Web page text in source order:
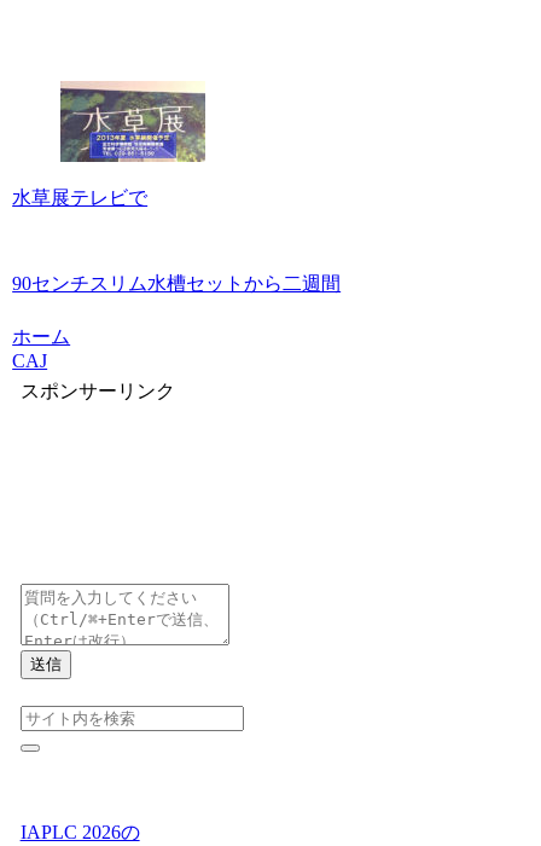
水草展テレビで
90センチスリム水槽セットから二週間
ホーム
CAJ
スポンサーリンク
送信
IAPLC 2026の